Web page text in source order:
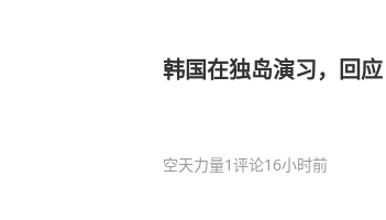
韩国在独岛演习，回
空天力量1评论16小时前